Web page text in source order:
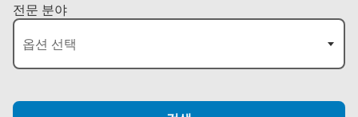
전문 분야